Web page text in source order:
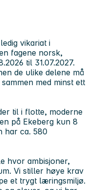
vikariat i
fagene norsk,
til 31.07.2027.
de ulike delene må
med minst ett
til i flotte, moderne
på Ekeberg kun 8
har ca. 580
hvor ambisjoner,
Vi stiller høye krav
et trygt læringsmiljø.